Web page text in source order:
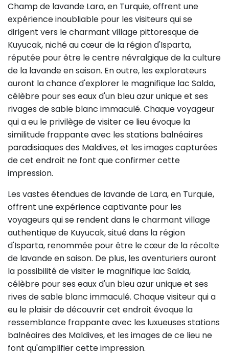
Champ de lavande Lara, en Turquie, offrent une
expérience inoubliable pour les visiteurs qui se
dirigent vers le charmant village pittoresque de
Kuyucak, niché au cœur de la région d'Isparta,
réputée pour être le centre névralgique de la culture
de la lavande en saison. En outre, les explorateurs
auront la chance d'explorer le magnifique lac Salda,
célèbre pour ses eaux d'un bleu azur unique et ses
rivages de sable blanc immaculé. Chaque voyageur
qui a eu le privilège de visiter ce lieu évoque la
similitude frappante avec les stations balnéaires
paradisiaques des Maldives, et les images capturées
de cet endroit ne font que confirmer cette
impression.
Les vastes étendues de lavande de Lara, en Turquie,
offrent une expérience captivante pour les
voyageurs qui se rendent dans le charmant village
authentique de Kuyucak, situé dans la région
d'Isparta, renommée pour être le cœur de la récolte
de lavande en saison. De plus, les aventuriers auront
la possibilité de visiter le magnifique lac Salda,
célèbre pour ses eaux d'un bleu azur unique et ses
rives de sable blanc immaculé. Chaque visiteur qui a
eu le plaisir de découvrir cet endroit évoque la
ressemblance frappante avec les luxueuses stations
balnéaires des Maldives, et les images de ce lieu ne
font qu'amplifier cette impression.